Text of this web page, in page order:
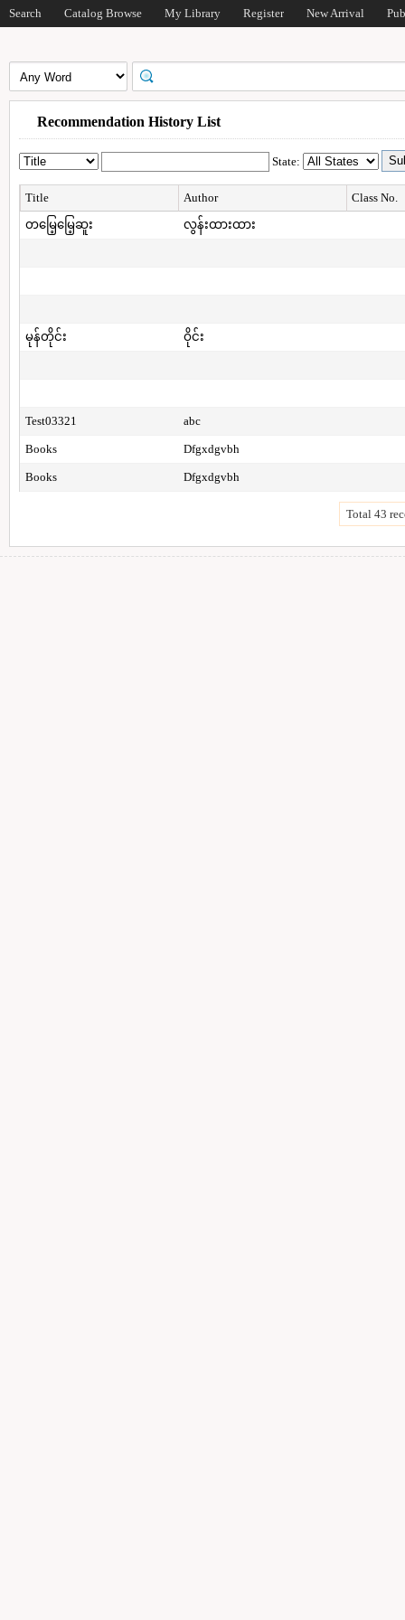
Search Catalog Browse My Library Register New Arrival
Recommendation History List
State:
Title Author
Class No.
တမြေ့မြေ့ဆူး
လွန်းထားထား
မုန်တိုင်း ဝိုင်း
Test03321 abc
Books Dfgxdgvbh
Books Dfgxdgvbh
Total 43